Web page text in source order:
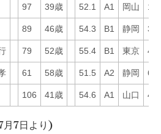
97 39歳 52.1 A1 岡山 19
89 46歳 54.3 B1 静岡 39
79 52歳 55.4 B1 東京 41
61 58歳 51.5 A2 静岡 61
106 41歳 54.6 A1 山口 40
7日より)